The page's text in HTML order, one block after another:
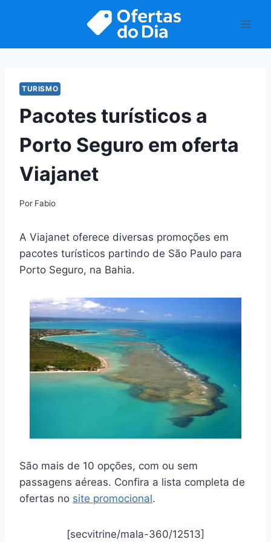
TURISMO
Pacotes turísticos a
Porto Seguro em oferta
Viajanet
Por Fabio
A Viajanet oferece diversas promoções em
pacotes turísticos partindo de São Paulo para
Porto Seguro, na Bahia.
São mais de 10 opções, com ou sem
passagens aéreas. Confira a lista completa de
ofertas no site promocional.
[secvitrine/mala-360/12513]